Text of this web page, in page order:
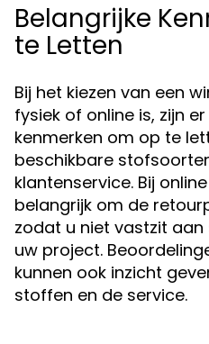
Belangrijke
te Letten
Bij het kiezen van een
fysiek of online is, zijn
kenmerken om op te
beschikbare
klantenservice. Bij
belangrijk om de
zodat u niet vastzit
uw project.
kunnen ook inzicht
stoffen en de service.